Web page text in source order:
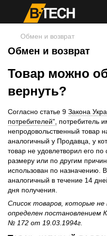
Обмен и возврат
Обмен и возврат
Товар можно
вернуть?
Согласно статье 9 Закона
потребителей", потребитель
непродовольственный товар
аналогичный у Продавца, у
товар не удовлетворил его
размеру или по другим
использован по назначению.
аналогичный в течение 14
дня получения.
Список товаров, которые не
определен постановлением
№ 172 от 19.03.1994г.